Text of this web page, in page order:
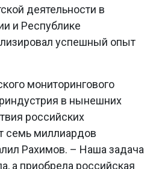
деятельности в
и Республике
успешный опыт
мониторингового
в нынешних
российских
семь миллиардов
Рахимов. – Наша задача
а приобрела российская